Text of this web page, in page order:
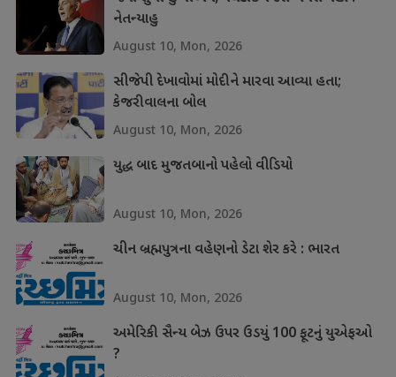
નેતન્યાહુ
August 10, Mon, 2026
સીજેપી દેખાવોમાં મોદીને મારવા આવ્યા હતા;
કેજરીવાલના બોલ
August 10, Mon, 2026
યુદ્ધ બાદ મુજતબાનો પહેલો વીડિયો
August 10, Mon, 2026
ચીન બ્રહ્મપુત્રના વહેણનો ડેટા શેર કરે : ભારત
August 10, Mon, 2026
અમેરિકી સૈન્ય બેઝ ઉપર ઉડયું 100 ફૂટનું યુએફઓ
?